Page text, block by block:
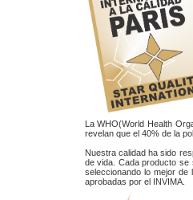
La WHO(World Health
revelan que el 40% de la
Nuestra calidad ha sido
de vida. Cada producto se
seleccionando lo mejor
aprobadas por el INVIMA.